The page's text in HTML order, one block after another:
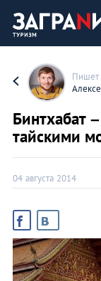
Пишет
Бинтхабат
тайскими
04 августа 2014